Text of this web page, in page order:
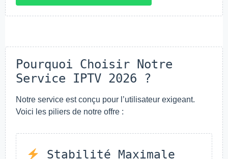
Pourquoi Choisir Notre
Service IPTV 2026 ?
Notre service est conçu pour l’utilisateur exigeant.
Voici les piliers de notre offre :
Stabilité Maximale